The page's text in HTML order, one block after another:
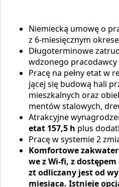
Niemiecką umowę o
z 6-miesięcznym
Długoterminowe
wdzonego pracodawcy
Pracę na pełny etat w
jącej się budową hali
mieszkalnych oraz
mentów stalowych,
Atrakcyjne
etat 157,5 h plus
Pracę w systemie 2
Komfortowe
we z Wi-fi, z
zt odliczany jest od
miesiąca. Istnieje